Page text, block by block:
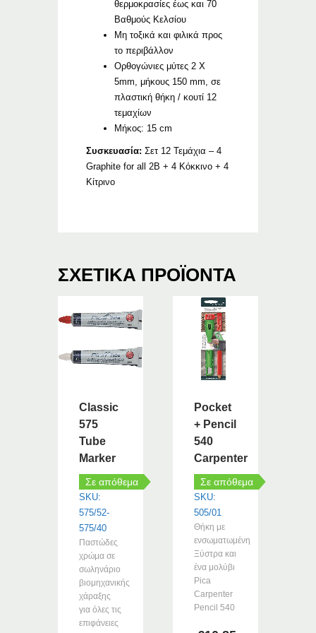
θερμοκρασίες έως και 70
Βαθμούς Κελσίου
Μη τοξικά και φιλικά προς
το περιβάλλον
Ορθογώνιες μύτες 2 Χ
5mm, μήκους 150 mm, σε
πλαστική θήκη / κουτί 12
τεμαχίων
Μήκος: 15 cm
Συσκευασία: Σετ 12 Τεμάχια – 4
Graphite for all 2B + 4 Κόκκινο + 4
Κίτρινο
ΣΧΕΤΙΚΆ ΠΡΟΪΌΝΤΑ
Classic
575
Tube
Marker
Σε απόθεμα
SKU:
575/52-
575/40
Παστώδες
χρώμα σε
σωληνάριο
βιομηχανικής
χάραξης
για όλες τις
επιφάνειες
Pocket
+ Pencil
540
Carpenter
Σε απόθεμα
SKU:
505/01
Θήκη με
ενσωματωμένη
Ξύστρα και
ένα μολύβι
Pica
Carpenter
Pencil 540